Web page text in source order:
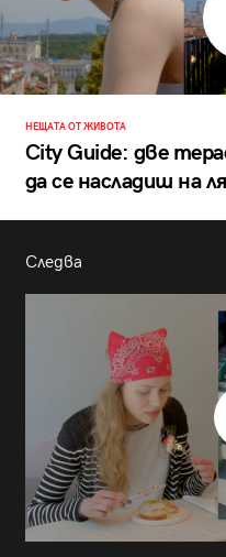
НЕЩАТА ОТ ЖИВОТА
City Guide: две
да се насладиш на
Следва